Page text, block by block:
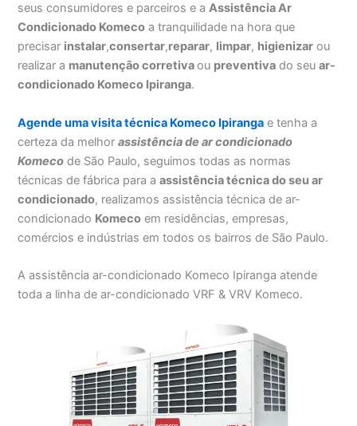
seus consumidores e parceiros e aAssistência Ar
Condicionado Komeco a tranquilidade na hora que
precisar instalar,consertar,reparar, limpar, higienizar ou
realizar a manutenção corretivaou preventiva do seuar-
condicionado Komeco Ipiranga.
Agende uma visita técnica Komeco Ipiranga e tenha a
certeza da melhorassistênciade ar condicionado
Komeco de São Paulo, seguimos todas as normas
técnicas de fábrica para aassistência técnica do seu ar
condicionado, realizamos assistência técnica de ar-
condicionado Komeco em residências, empresas,
comércios e indústrias em todos os bairros de São Paulo.
A assistência ar-condicionado Komeco Ipiranga atende
toda a linha de ar-condicionado VRF & VRV Komeco.